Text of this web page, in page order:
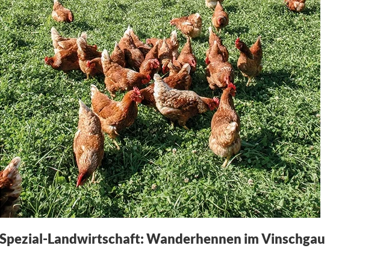
Spezial-Landwirtschaft: Wanderhennen im Vinschgau